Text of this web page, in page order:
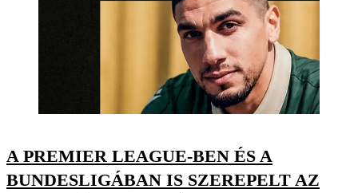
A PREMIER LEAGUE-BEN ÉS A
BUNDESLIGÁBAN IS SZEREPELT AZ